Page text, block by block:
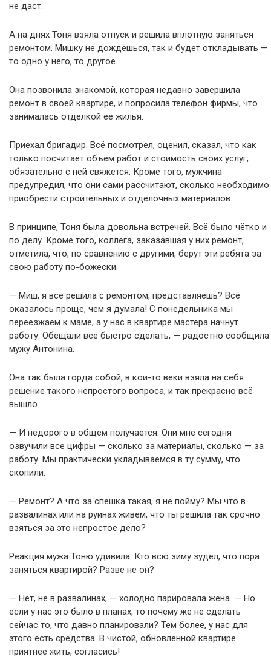
не даст.
А на днях Тоня взяла отпуск и решила вплотную заняться
ремонтом. Мишку не дождёшься, так и будет откладывать —
то одно у него, то другое.
Она позвонила знакомой, которая недавно завершила
ремонт в своей квартире, и попросила телефон фирмы, что
занималась отделкой её жилья.
Приехал бригадир. Всё посмотрел, оценил, сказал, что как
только посчитает объём работ и стоимость своих услуг,
обязательно с ней свяжется. Кроме того, мужчина
предупредил, что они сами рассчитают, сколько необходимо
приобрести строительных и отделочных материалов.
В принципе, Тоня была довольна встречей. Всё было чётко и
по делу. Кроме того, коллега, заказавшая у них ремонт,
отметила, что, по сравнению с другими, берут эти ребята за
свою работу по-божески.
— Миш, я всё решила с ремонтом, представляешь? Всё
оказалось проще, чем я думала! С понедельника мы
переезжаем к маме, а у нас в квартире мастера начнут
работу. Обещали всё быстро сделать, — радостно сообщила
мужу Антонина.
Она так была горда собой, в кои-то веки взяла на себя
решение такого непростого вопроса, и так прекрасно всё
вышло.
— И недорого в общем получается. Они мне сегодня
озвучили все цифры — сколько за материалы, сколько — за
работу. Мы практически укладываемся в ту сумму, что
скопили.
— Ремонт? А что за спешка такая, я не пойму? Мы что в
развалинах или на руинах живём, что ты решила так срочно
взяться за это непростое дело?
Реакция мужа Тоню удивила. Кто всю зиму зудел, что пора
заняться квартирой? Разве не он?
— Нет, не в развалинах, — холодно парировала жена. — Но
если у нас это было в планах, то почему же не сделать
сейчас то, что давно планировали? Тем более, у нас для
этого есть средства. В чистой, обновлённой квартире
приятнее жить, согласись!